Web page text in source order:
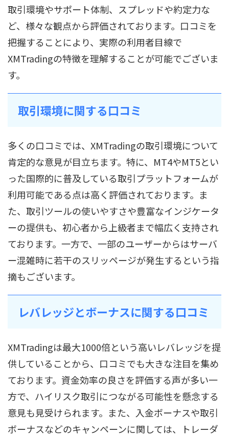
取引環境やサポート体制、スプレッドや約定力な
ど、様々な観点から評価されております。口コミを
把握することにより、実際の利用者目線で
XMTradingの特徴を理解することが可能でございま
す。
取引環境に関する口コミ
多くの口コミでは、XMTradingの取引環境について
肯定的な意見が目立ちます。特に、MT4やMT5とい
った国際的に普及している取引プラットフォームが
利用可能である点は高く評価されております。ま
た、取引ツールの使いやすさや豊富なインジケータ
ーの提供も、初心者から上級者まで幅広く支持され
ております。一方で、一部のユーザーからはサーバ
ー混雑時に若干のスリッページが発生するという指
摘もございます。
レバレッジとボーナスに関する口コミ
XMTradingは最大1000倍という高いレバレッジを提
供していることから、口コミでも大きな注目を集め
ております。資金効率の良さを評価する声が多い一
方で、ハイリスク取引につながる可能性を懸念する
意見も見受けられます。また、入金ボーナスや取引
ボーナスなどのキャンペーンに関しては、トレーダ